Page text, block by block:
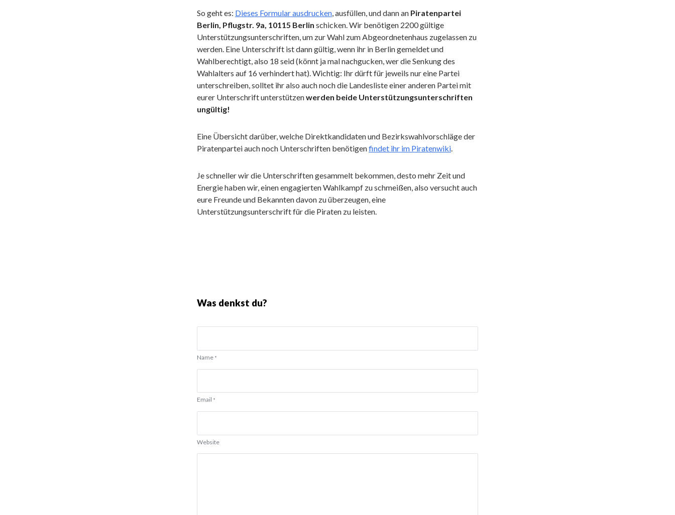
So geht es: Dieses Formular ausdrucken, ausfüllen, und dann an Piratenpartei
Berlin, Pflugstr. 9a, 10115 Berlin schicken. Wir benötigen 2200 gültige
Unterstützungsunterschriften, um zur Wahl zum Abgeordnetenhaus zugelassen zu
werden. Eine Unterschrift ist dann gültig, wenn ihr in Berlin gemeldet und
Wahlberechtigt, also 18 seid (könnt ja mal nachgucken, wer die Senkung des
Wahlalters auf 16 verhindert hat). Wichtig: Ihr dürft für jeweils nur eine Partei
unterschreiben, solltet ihr also auch noch die Landesliste einer anderen Partei mit
eurer Unterschrift unterstützenwerden beide Unterstützungsunterschriften
ungültig!
Eine Übersicht darüber, welche Direktkandidaten und Bezirkswahlvorschläge der
Piratenpartei auch noch Unterschriften benötigenfindet ihr im Piratenwiki.
Je schneller wir die Unterschriften gesammelt bekommen, desto mehr Zeit und
Energie haben wir, einen engagierten Wahlkampf zu schmeißen, also versucht auch
eure Freunde und Bekannten davon zu überzeugen, eine
Unterstützungsunterschrift für die Piraten zu leisten.
Was denkst du?
Name *
Email *
Website